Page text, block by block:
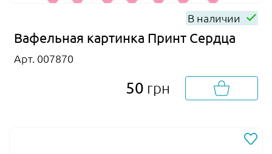
В наличии
Вафельная картинка Принт Сердца
Арт. 007870
50 грн